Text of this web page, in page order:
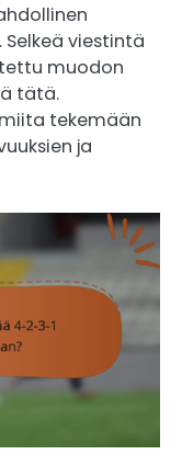
viestintä
muodon
tätä.
tekemään
ja